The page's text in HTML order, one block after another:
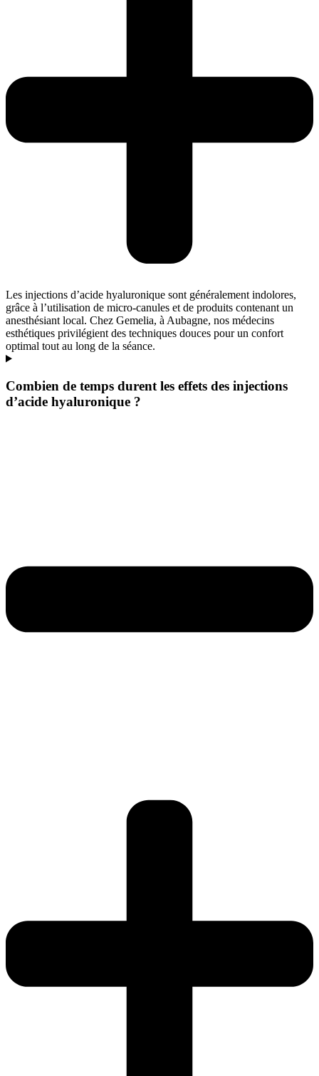
Les injections d’acide hyaluronique sont généralement indolores,
grâce à l’utilisation de micro-canules et de produits contenant un
anesthésiant local. Chez Gemelia, à Aubagne, nos médecins
esthétiques privilégient des techniques douces pour un confort
optimal tout au long de la séance.
Combien de temps durent les effets des injections
d’acide hyaluronique ?